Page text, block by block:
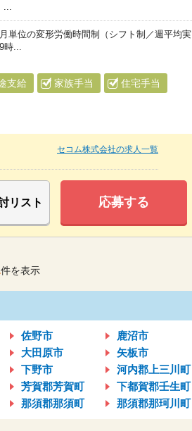
...
単位の変形労働時間制（シフト制／週平均実
時...
支給 家族手当 住宅手当
セコム株式会社の求人一覧
リスト 応募する
件を表示
佐野市
鹿沼市
大田原市
矢板市
下野市
河内郡上三川町
芳賀郡芳賀町
下都賀郡壬生町
那須郡那須町 那須郡那珂川町